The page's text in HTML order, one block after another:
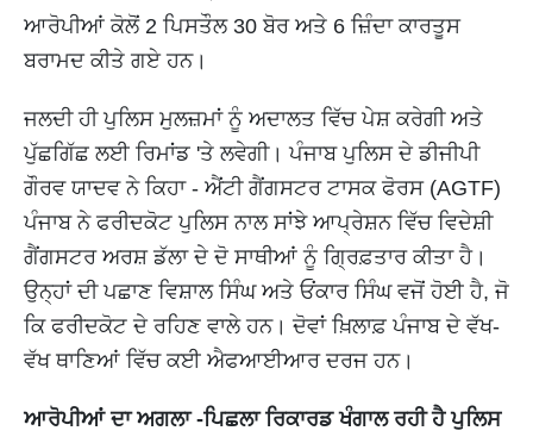
ਆਰੋਪੀਆਂ ਕੋਲੋਂ 2 ਪਿਸਤੌਲ 30 ਬੋਰ ਅਤੇ 6 ਜ਼ਿੰਦਾ ਕਾਰਤੂਸ
ਬਰਾਮਦ ਕੀਤੇ ਗਏ ਹਨ।
ਜਲਦੀ ਹੀ ਪੁਲਿਸ ਮੁਲਜ਼ਮਾਂ ਨੂੰ ਅਦਾਲਤ ਵਿੱਚ ਪੇਸ਼ ਕਰੇਗੀ ਅਤੇ
ਪੁੱਛਗਿੱਛ ਲਈ ਰਿਮਾਂਡ 'ਤੇ ਲਵੇਗੀ। ਪੰਜਾਬ ਪੁਲਿਸ ਦੇ ਡੀਜੀਪੀ
ਗੌਰਵ ਯਾਦਵ ਨੇ ਕਿਹਾ - ਐਂਟੀ ਗੈਂਗਸਟਰ ਟਾਸਕ ਫੋਰਸ (AGTF)
ਪੰਜਾਬ ਨੇ ਫਰੀਦਕੋਟ ਪੁਲਿਸ ਨਾਲ ਸਾਂਝੇ ਆਪ੍ਰੇਸ਼ਨ ਵਿੱਚ ਵਿਦੇਸ਼ੀ
ਗੈਂਗਸਟਰ ਅਰਸ਼ ਡੱਲਾ ਦੇ ਦੋ ਸਾਥੀਆਂ ਨੂੰ ਗ੍ਰਿਫ਼ਤਾਰ ਕੀਤਾ ਹੈ।
ਉਨ੍ਹਾਂ ਦੀ ਪਛਾਣ ਵਿਸ਼ਾਲ ਸਿੰਘ ਅਤੇ ਓਂਕਾਰ ਸਿੰਘ ਵਜੋਂ ਹੋਈ ਹੈ, ਜੋ
ਕਿ ਫਰੀਦਕੋਟ ਦੇ ਰਹਿਣ ਵਾਲੇ ਹਨ। ਦੋਵਾਂ ਖ਼ਿਲਾਫ਼ ਪੰਜਾਬ ਦੇ ਵੱਖ-
ਵੱਖ ਥਾਣਿਆਂ ਵਿੱਚ ਕਈ ਐਫਆਈਆਰ ਦਰਜ ਹਨ।
ਆਰੋਪੀਆਂ ਦਾ ਅਗਲਾ -ਪਿਛਲਾ ਰਿਕਾਰਡ ਖੰਗਾਲ ਰਹੀ ਹੈ ਪੁਲਿਸ